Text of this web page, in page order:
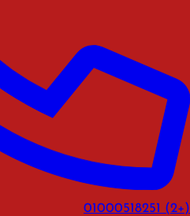
(+2) 01000518251